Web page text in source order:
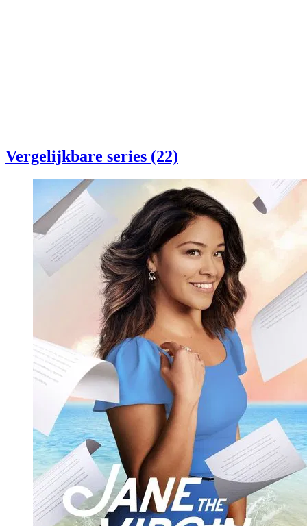
Vergelijkbare series (22)